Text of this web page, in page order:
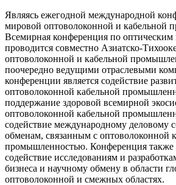
Являясь ежегодной международной
мировой оптоволоконной и кабельной
Всемирная конференция по оптическим
проводится совместно Азиатско-
оптоволоконной и кабельной
поочередно ведущими отраслевыми
конференции является содействие
оптоволоконной кабельной
поддержание здоровой всемирной
оптоволоконной кабельной
содействие международному деловому
обменам, связанным с оптоволоконной
промышленностью. Конференция также
содействие исследованиям и
бизнеса и научному обмену в области
оптоволоконной и смежных областях.